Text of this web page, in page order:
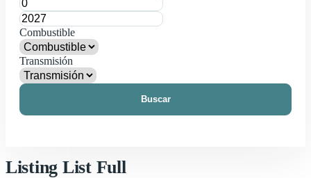
Combustible
Transmisión
Buscar
Listing List Full